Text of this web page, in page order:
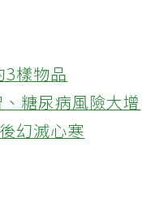
3樣物品
糖尿病風險大增
幻滅心寒